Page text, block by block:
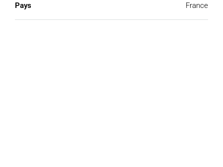
Pays France